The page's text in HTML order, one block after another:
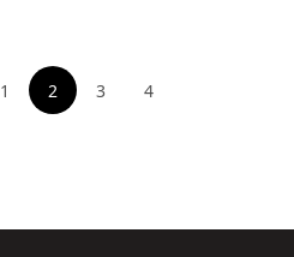
Lihat halaman
1 2 Lihat halaman
3 Lihat halaman
4